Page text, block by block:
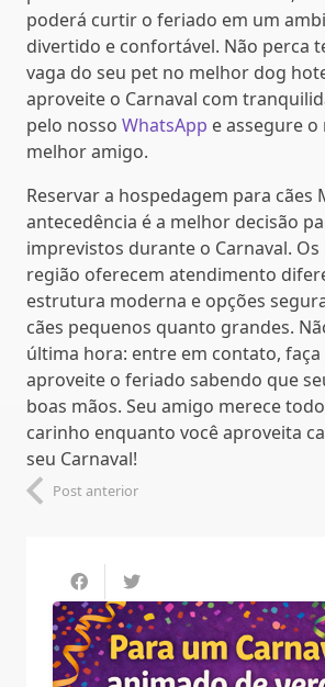
poderá curtir o feriado em um
divertido e confortável. Não perca
vaga do seu pet no melhor dog
aproveite o Carnaval com
pelo nosso WhatsApp e assegure
melhor amigo.
Reservar a hospedagem para cães
antecedência é a melhor decisão
imprevistos durante o Carnaval.
região oferecem atendimento
estrutura moderna e opções
cães pequenos quanto grandes.
última hora: entre em contato, faça
aproveite o feriado sabendo que
boas mãos. Seu amigo merece
carinho enquanto você aproveita
seu Carnaval!
Post anterior